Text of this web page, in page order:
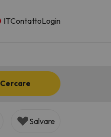
ITContattoLogin
Cercare
Salvare